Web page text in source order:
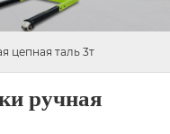
цепная таль 3т
ручная